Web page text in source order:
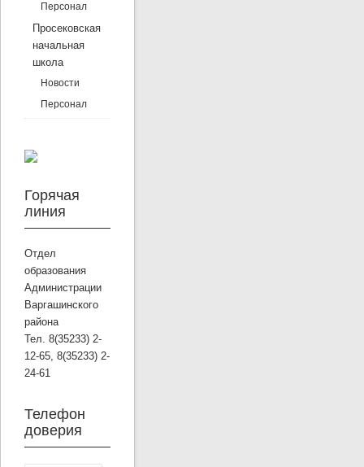
Персонал
Просековская
начальная
школа
Новости
Персонал
Горячая
линия
Отдел
образования
Администрации
Варгашинского
района
Тел. 8(35233) 2-
12-65, 8(35233) 2-
24-61
Телефон
доверия